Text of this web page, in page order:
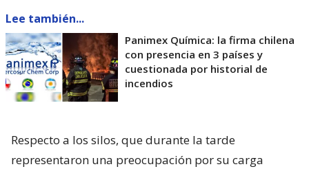
Lee también...
Panimex Química: la firma chilena
con presencia en 3 países y
cuestionada por historial de
incendios
Respecto a los silos, que durante la tarde
representaron una preocupación por su carga